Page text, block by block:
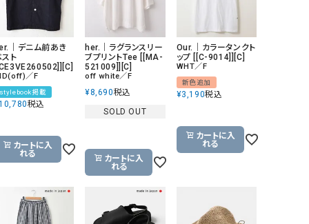
｜デニム前あき
ト
／F
stylebook掲載
税込
カートに入
れる
her.｜ラグランスリー
ブプリントTee [[MA-
521009]][C]
off white／F
¥8,690税込
SOLD OUT
カートに入
れる
Our.｜カラータンクト
ップ [[C-9014]][C]
WHT／F
新色追加
¥3,190税込
カートに入
れる